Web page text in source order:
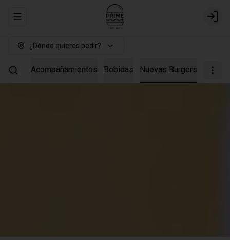
Abrir menu de navegación Login
¿Dónde quieres pedir?
Acompañamientos Bebidas Nuevas Burgers